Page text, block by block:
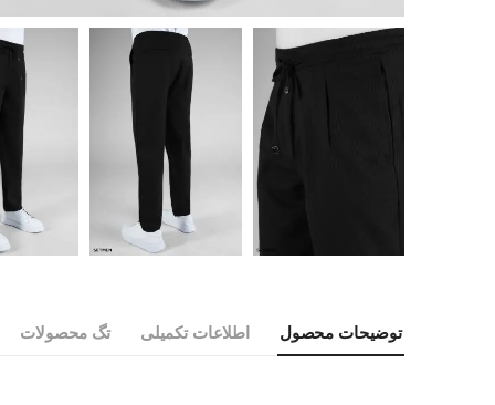
توضیحات محصول اطلاعات تکمیلی تگ محصولات